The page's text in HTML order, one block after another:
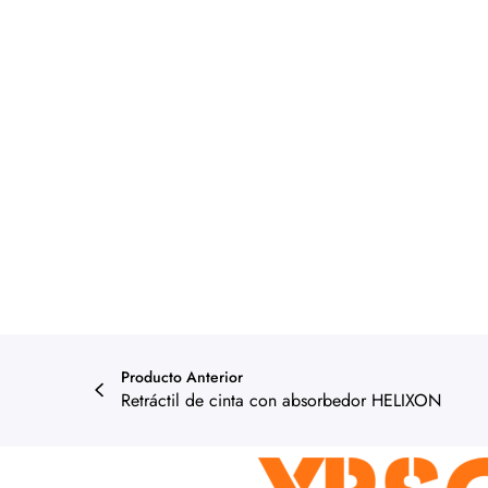
Producto Anterior
Retráctil de cinta con absorbedor HELIXON